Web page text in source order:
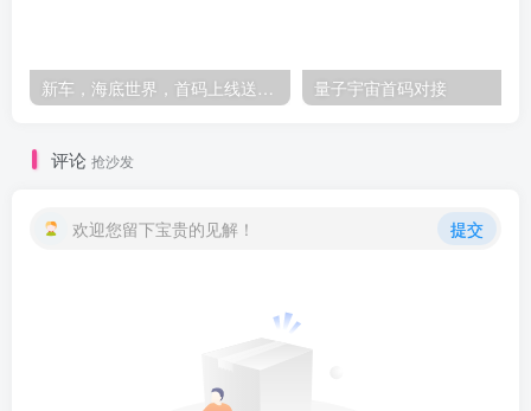
新车，海底世界，首码上线送888元 量子宇宙首码对接
评论 抢沙发
欢迎您留下宝贵的见解！ 提交